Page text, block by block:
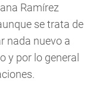
Ramírez
se trata de
nada nuevo a
y por lo general